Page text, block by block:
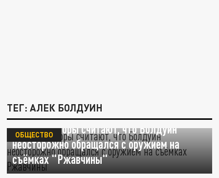
ТЕГ: АЛЕК БОЛДУИН
Спецпрокуроры считают, что Болдуин
неосторожно обращался с оружием на
съёмках "Ржавчины"
ОБЩЕСТВО